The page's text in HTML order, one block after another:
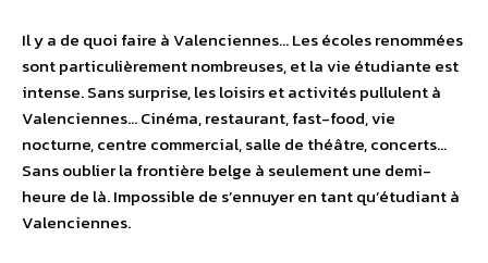
Il y a de quoi faire à Valenciennes… Les écoles renommées
sont particulièrement nombreuses, et la vie étudiante est
intense. Sans surprise, les loisirs et activités pullulent à
Valenciennes… Cinéma, restaurant, fast-food, vie
nocturne, centre commercial, salle de théâtre, concerts…
Sans oublier la frontière belge à seulement une demi-
heure de là. Impossible de s’ennuyer en tant qu’étudiant à
Valenciennes.